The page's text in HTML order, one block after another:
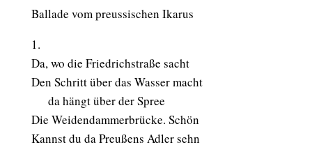
Ballade vom preussischen Ikarus
1.
Da, wo die Friedrichstraße sacht
Den Schritt über das Wasser macht
da hängt über der Spree
Die Weidendammerbrücke. Schön
Kannst du da Preußens Adler sehn